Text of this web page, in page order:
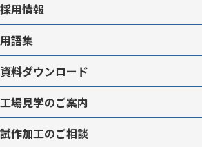
採用情報
用語集
資料ダウンロード
工場見学のご案内
試作加工のご相談